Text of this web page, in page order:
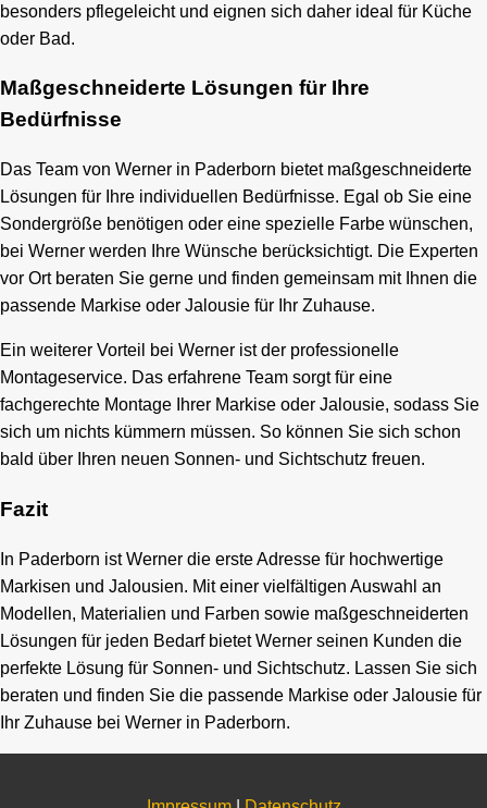
besonders pflegeleicht und eignen sich daher ideal für Küche
oder Bad.
Maßgeschneiderte Lösungen für Ihre
Bedürfnisse
Das Team von Werner in Paderborn bietet maßgeschneiderte
Lösungen für Ihre individuellen Bedürfnisse. Egal ob Sie eine
Sondergröße benötigen oder eine spezielle Farbe wünschen,
bei Werner werden Ihre Wünsche berücksichtigt. Die Experten
vor Ort beraten Sie gerne und finden gemeinsam mit Ihnen die
passende Markise oder Jalousie für Ihr Zuhause.
Ein weiterer Vorteil bei Werner ist der professionelle
Montageservice. Das erfahrene Team sorgt für eine
fachgerechte Montage Ihrer Markise oder Jalousie, sodass Sie
sich um nichts kümmern müssen. So können Sie sich schon
bald über Ihren neuen Sonnen- und Sichtschutz freuen.
Fazit
In Paderborn ist Werner die erste Adresse für hochwertige
Markisen und Jalousien. Mit einer vielfältigen Auswahl an
Modellen, Materialien und Farben sowie maßgeschneiderten
Lösungen für jeden Bedarf bietet Werner seinen Kunden die
perfekte Lösung für Sonnen- und Sichtschutz. Lassen Sie sich
beraten und finden Sie die passende Markise oder Jalousie für
Ihr Zuhause bei Werner in Paderborn.